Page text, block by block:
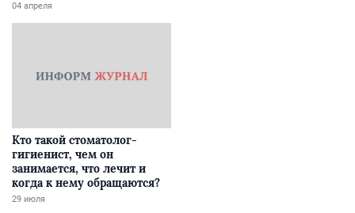
04 апреля
Кто такой стоматолог-
гигиенист, чем он
занимается, что лечит и
когда к нему обращаются?
29 июля